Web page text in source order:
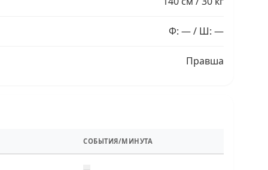
Ф: — / Ш: —
Правша
СОБЫТИЯ/МИНУТА